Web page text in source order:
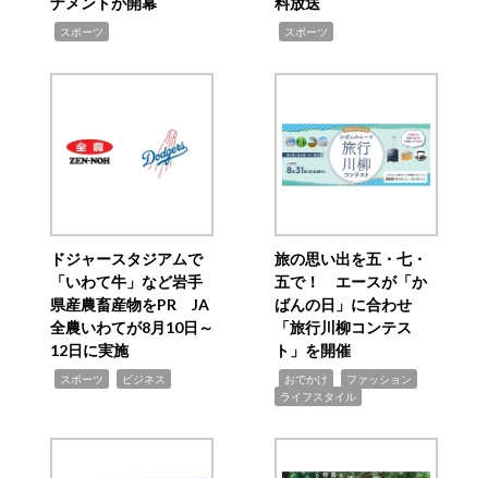
スポーツ スポーツ
ドジャースタジアムで
「いわて牛」など岩手
県産農畜産物をPR JA
全農いわてが8月10日～
12日に実施
スポーツ ビジネス
旅の思い出を五・七・
五で！ エースが「か
ばんの日」に合わせ
「旅行川柳コンテス
ト」を開催
おでかけ ファッション
ライフスタイル